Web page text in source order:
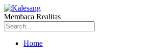
Membaca Realitas
Home